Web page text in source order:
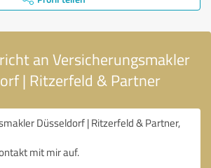
an Versicherungsmakler
| Ritzerfeld & Partner